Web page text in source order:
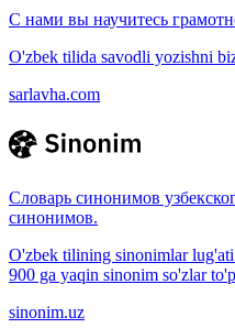
С нами вы научитесь
O'zbek tilida savodli yozishni
sarlavha.com
Словарь синонимов
синонимов.
O'zbek tilining sinonimlar
900 ga yaqin sinonim so'zlar
sinonim.uz